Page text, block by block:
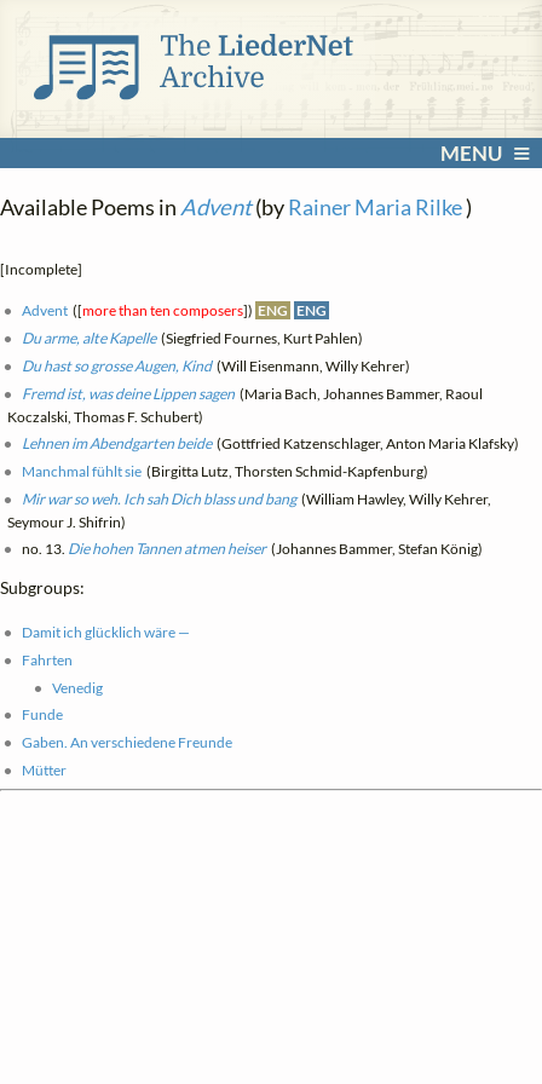
MENU
Available Poems inAdvent(byRainer Maria Rilke)
[Incomplete]
Advent ([more than ten composers]) ENG ENG
Du arme, alte Kapelle(Siegfried Fournes, Kurt Pahlen)
Du hast so grosse Augen, Kind(Will Eisenmann, Willy Kehrer)
Fremd ist, was deine Lippen sagen (Maria Bach, Johannes Bammer, Raoul
Koczalski, Thomas F. Schubert)
Lehnen im Abendgarten beide(Gottfried Katzenschlager, Anton Maria Klafsky)
Manchmal fühlt sie (Birgitta Lutz, Thorsten Schmid-Kapfenburg)
Mir war so weh. Ich sah Dich blass und bang(William Hawley, Willy Kehrer,
Seymour J. Shifrin)
no. 13. Die hohen Tannen atmen heiser(Johannes Bammer, Stefan König)
Subgroups:
Damit ich glücklich wäre —
Fahrten
Venedig
Funde
Gaben. An verschiedene Freunde
Mütter